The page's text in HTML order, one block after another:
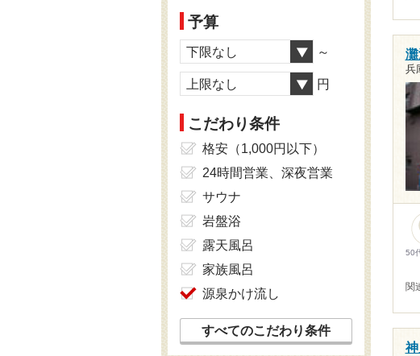
兵
50
関
予算
下限なし ～
上限なし 円
こだわり条件
格安（1,000円以下）
24時間営業、深夜営業
サウナ
岩盤浴
露天風呂
家族風呂
源泉かけ流し
すべてのこだわり条件